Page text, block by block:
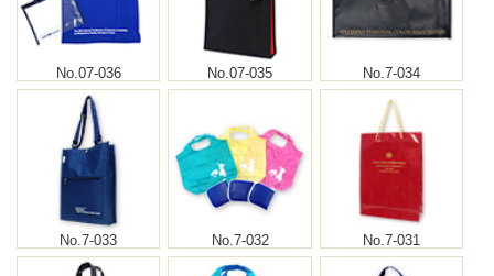
No.07-036 No.07-035 No.7-034
No.7-033 No.7-032 No.7-031